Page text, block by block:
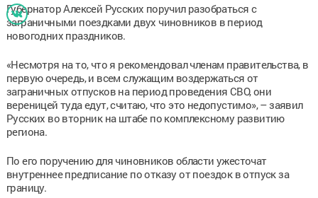
Губернатор Алексей Русских поручил разобраться с
заграничными поездками двух чиновников в период
новогодних праздников.
«Несмотря на то, что я рекомендовал членам правительства, в
первую очередь, и всем служащим воздержаться от
заграничных отпусков на период проведения СВО, они
вереницей туда едут, считаю, что это недопустимо», – заявил
Русских во вторник на штабе по комплексному развитию
региона.
По его поручению для чиновников области ужесточат
внутреннее предписание по отказу от поездок в отпуск за
границу.